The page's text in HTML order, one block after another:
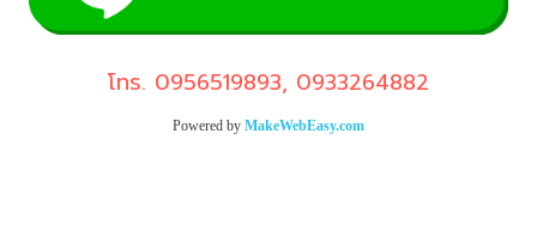
โทร. 0956519893, 0933264882
Powered by MakeWebEasy.com